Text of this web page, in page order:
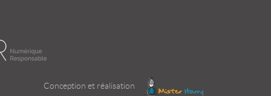
Conception et réalisation